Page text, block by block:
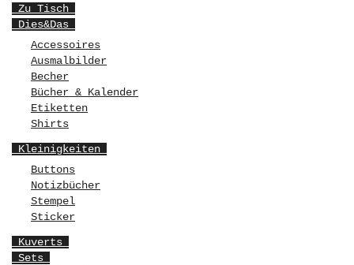
Zu Tisch
Dies&Das
Accessoires
Ausmalbilder
Becher
Bücher & Kalender
Etiketten
Shirts
Kleinigkeiten
Buttons
Notizbücher
Stempel
Sticker
Kuverts
Sets